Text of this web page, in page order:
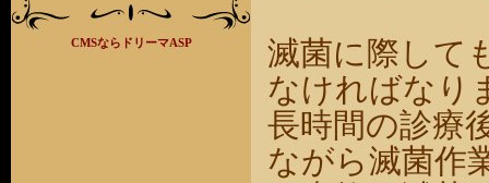
CMSならドリーマASP
滅菌に際して
なければなり
長時間の診療
ながら滅菌作